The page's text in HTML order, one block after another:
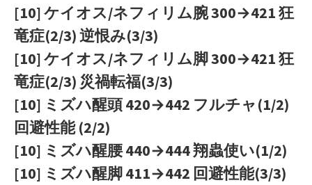
[10] ケイオス/ネフィリム腕 300→421 狂
竜症(2/3) 逆恨み(3/3)
[10] ケイオス/ネフィリム脚 300→421 狂
竜症(2/3) 災禍転福(3/3)
[10] ミズハ醒頭 420→442 フルチャ(1/2)
回避性能 (2/2)
[10] ミズハ醒腰 440→444 翔蟲使い(1/2)
[10] ミズハ醒脚 411→442 回避性能(3/3)